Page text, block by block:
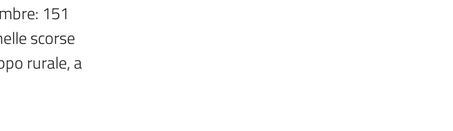
151
scorse
rurale, a